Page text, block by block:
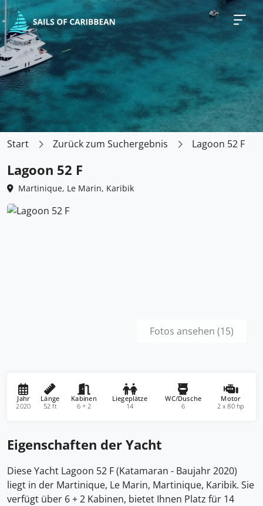
Start Zurück zum Suchergebnis Lagoon 52 F
Lagoon 52 F
Martinique, Le Marin, Karibik
Fotos ansehen (15)
Jahr
2020
Länge
52 ft
Kabinen
6 + 2
Liegeplätze
14
WC/Dusche
6
Motor
2 x 80 hp
Eigenschaften der Yacht
Diese Yacht Lagoon 52 F (Katamaran - Baujahr 2020)
liegt in der Martinique, Le Marin, Martinique, Karibik. Sie
verfügt über 6 + 2 Kabinen, bietet Ihnen Platz für 14